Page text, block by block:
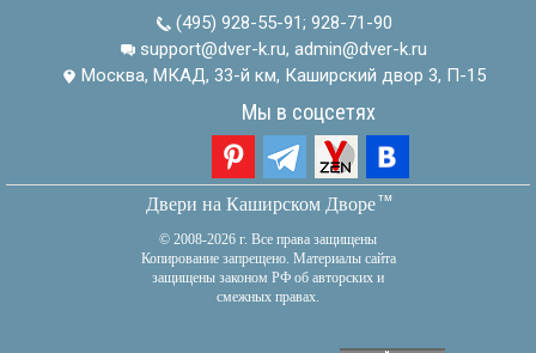
(495) 928-55-91; 928-71-90
support@dver-k.ru, admin@dver-k.ru
Москва, МКАД, 33-й км, Каширский двор 3, П-15
Мы в соцсетях
Двери на Каширском Дворетм
© 2008-2026 г. Все права защищены
Копирование запрещено. Материалы сайта
защищены законом РФ об авторских и
смежных правах.